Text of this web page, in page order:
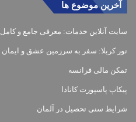
آخرین موضوع ها
سایت آنلاین خدمات: معرفی جامع و کامل
تور کربلا: سفر به سرزمین عشق و ایمان
تمکن مالی فرانسه
پیکاپ پاسپورت کانادا
شرایط سنی تحصیل در آلمان